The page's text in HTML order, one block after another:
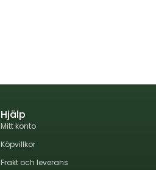
Hjälp
Mitt konto
Köpvillkor
Frakt och leverans